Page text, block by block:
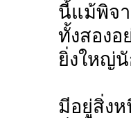
นี้แม้พิจ
ทั้งสองอ
ยิ่งใหญ่
มีอยู่สิ่งห